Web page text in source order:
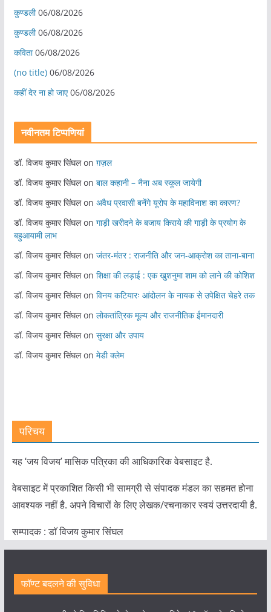
कुण्डली 06/08/2026
कुण्डली 06/08/2026
कविता 06/08/2026
(no title) 06/08/2026
कहीं देर ना हो जाए 06/08/2026
नवीनतम टिप्पणियां
डॉ. विजय कुमार सिंघलon ग़ज़ल
डॉ. विजय कुमार सिंघलon बाल कहानी – नैना अब स्कूल जायेगी
डॉ. विजय कुमार सिंघलon अवैध प्रवासी बनेंगे यूरोप के महाविनाश का कारण?
डॉ. विजय कुमार सिंघलon गाड़ी खरीदने के बजाय किराये की गाड़ी के प्रयोग के
बहुआयामी लाभ
डॉ. विजय कुमार सिंघलon जंतर-मंतर : राजनीति और जन-आक्रोश का ताना-बाना
डॉ. विजय कुमार सिंघलon शिक्षा की लड़ाई : एक खुशनुमा शाम को लाने की कोशिश
डॉ. विजय कुमार सिंघलon विनय कटियारः आंदोलन के नायक से उपेक्षित चेहरे तक
डॉ. विजय कुमार सिंघलon लोकतांत्रिक मूल्य और राजनीतिक ईमानदारी
डॉ. विजय कुमार सिंघलon सुरक्षा और उपाय
डॉ. विजय कुमार सिंघलon मेडी क्लेम
परिचय
यह ‘जय विजय’ मासिक पत्रिका की आधिकारिक वेबसाइट है.
वेबसाइट में प्रकाशित किसी भी सामग्री से संपादक मंडल का सहमत होना
आवश्यक नहीं है. अपने विचारों के लिए लेखक/रचनाकार स्वयं उत्तरदायी है.
सम्पादक : डाॅ विजय कुमार सिंघल
फॉण्ट बदलने की सुविधा